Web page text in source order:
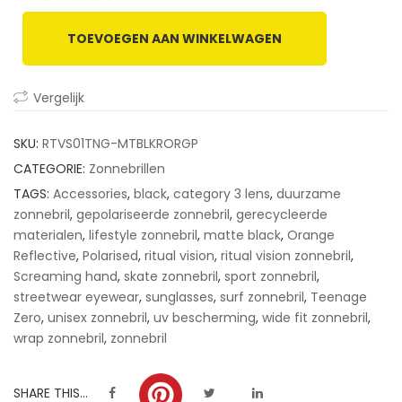
based
customer
ratings
TOEVOEGEN AAN WINKELWAGEN
Vergelijk
SKU: RTVS01TNG-MTBLKRORGP
CATEGORIE: Zonnebrillen
TAGS: Accessories, black, category 3 lens, duurzame
zonnebril, gepolariseerde zonnebril, gerecycleerde
materialen, lifestyle zonnebril, matte black, Orange
Reflective, Polarised, ritual vision, ritual vision zonnebril,
Screaming hand, skate zonnebril, sport zonnebril,
streetwear eyewear, sunglasses, surf zonnebril, Teenage
Zero, unisex zonnebril, uv bescherming, wide fit zonnebril,
wrap zonnebril, zonnebril
SHARE THIS...